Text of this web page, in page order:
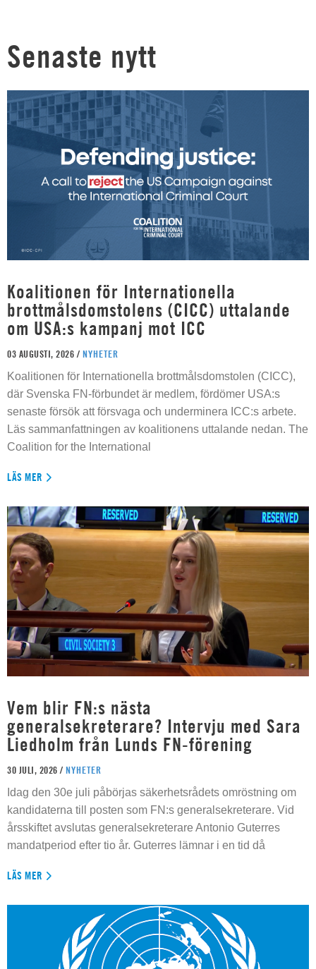
Senaste nytt
Koalitionen för Internationella
brottmålsdomstolens (CICC) uttalande
om USA:s kampanj mot ICC
03 AUGUSTI, 2026 / NYHETER
Koalitionen för Internationella brottmålsdomstolen (CICC),
där Svenska FN-förbundet är medlem, fördömer USA:s
senaste försök att försvaga och underminera ICC:s arbete.
Läs sammanfattningen av koalitionens uttalande nedan. The
Coalition for the International
LÄS MER
Vem blir FN:s nästa
generalsekreterare? Intervju med Sara
Liedholm från Lunds FN-förening
30 JULI, 2026 / NYHETER
Idag den 30e juli påbörjas säkerhetsrådets omröstning om
kandidaterna till posten som FN:s generalsekreterare. Vid
årsskiftet avslutas generalsekreterare Antonio Guterres
mandatperiod efter tio år. Guterres lämnar i en tid då
LÄS MER